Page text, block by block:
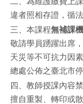
違者照相存證，循
三、本課程無補課
敬請學員踴躍出席
天災等不可抗力因
總處公佈之臺北市
四、教師授課內容
擅自重製、轉印或